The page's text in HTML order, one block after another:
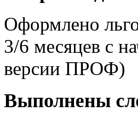
Оформлено
3/6 месяцев с
версии ПРОФ)
Выполнены